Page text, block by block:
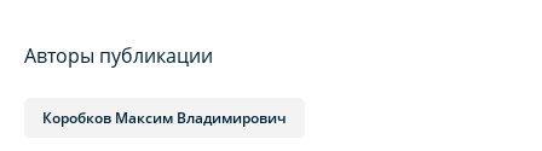
Авторы публикации
Коробков Максим Владимирович